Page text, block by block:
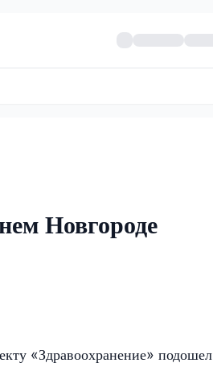
Новгороде
«Здравоохранение»